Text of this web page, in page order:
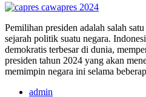
Pemilihan presiden adalah salah
sejarah politik suatu negara.
demokratis terbesar di dunia,
presiden tahun 2024 yang akan
memimpin negara ini selama
admin